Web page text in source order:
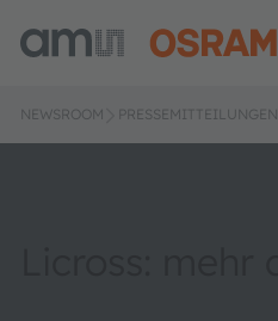
NEWSROOM PRESSEMITTEILUNGEN